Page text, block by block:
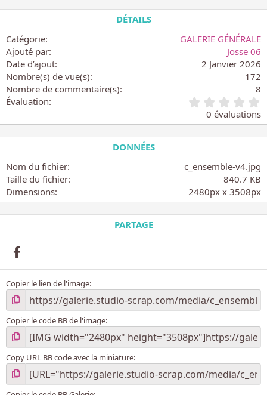
r
c
t
i
o
n
:
DÉTAILS
Catégorie
GALERIE GÉNÉRALE
Ajouté par
Josse 06
Date d’ajout
2 Janvier 2026
Nombre(s) de vue(s)
172
Nombre de commentaire(s)
8
Évaluation
.
0
0
l
e
s
0 évaluations
DONNÉES
Nom du fichier
c_ensemble-v4.jpg
Taille du fichier
840.7 KB
Dimensions
2480px x 3508px
PARTAGE
Copier le lien de l'image
Copier le code BB de l'image
Copy URL BB code avec la miniature